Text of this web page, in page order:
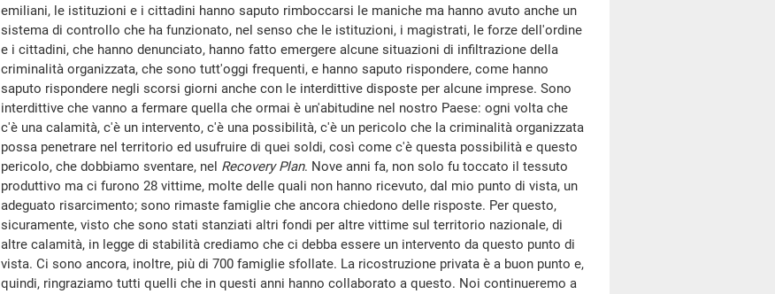
emiliani, le istituzioni e i cittadini hanno saputo rimboccarsi le maniche ma hanno avuto anche un
sistema di controllo che ha funzionato, nel senso che le istituzioni, i magistrati, le forze dell'ordine
e i cittadini, che hanno denunciato, hanno fatto emergere alcune situazioni di infiltrazione della
criminalità organizzata, che sono tutt'oggi frequenti, e hanno saputo rispondere, come hanno
saputo rispondere negli scorsi giorni anche con le interdittive disposte per alcune imprese. Sono
interdittive che vanno a fermare quella che ormai è un'abitudine nel nostro Paese: ogni volta che
c'è una calamità, c'è un intervento, c'è una possibilità, c'è un pericolo che la criminalità organizzata
possa penetrare nel territorio ed usufruire di quei soldi, così come c'è questa possibilità e questo
pericolo, che dobbiamo sventare, nel Recovery Plan. Nove anni fa, non solo fu toccato il tessuto
produttivo ma ci furono 28 vittime, molte delle quali non hanno ricevuto, dal mio punto di vista, un
adeguato risarcimento; sono rimaste famiglie che ancora chiedono delle risposte. Per questo,
sicuramente, visto che sono stati stanziati altri fondi per altre vittime sul territorio nazionale, di
altre calamità, in legge di stabilità crediamo che ci debba essere un intervento da questo punto di
vista. Ci sono ancora, inoltre, più di 700 famiglie sfollate. La ricostruzione privata è a buon punto e,
quindi, ringraziamo tutti quelli che in questi anni hanno collaborato a questo. Noi continueremo a